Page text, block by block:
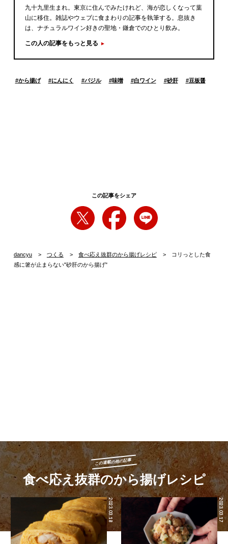
九十九里生まれ。東京に住んでみたけれど、海が恋しくなって葉
山に移住。雑誌やウェブに食まわりの記事を執筆する。息抜き
は、ナチュラルワイン好きの聖地・鎌倉でのひとり飲み。
この人の記事をもっと見る
#から揚げ #にんにく #バジル #味噌 #白ワイン #砂肝 #豆板醤
この記事をシェア
dancyu つくる 食べ応え抜群のから揚げレシピ
コリっとした食
感に箸が止まらない"砂肝のから揚げ"
この連載の他の記事
食べ応え抜群のから揚げレシピ
2023.03.18 2023.03.17